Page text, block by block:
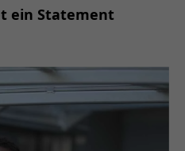
ein Statement